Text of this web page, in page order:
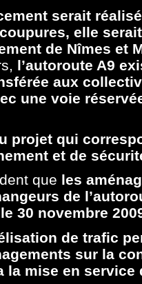
serait
elle
de Nîmes et
l’autoroute A9
aux
une voie
projet qui
et de
que les
de
30 novembre
de trafic
sur la
la mise en service